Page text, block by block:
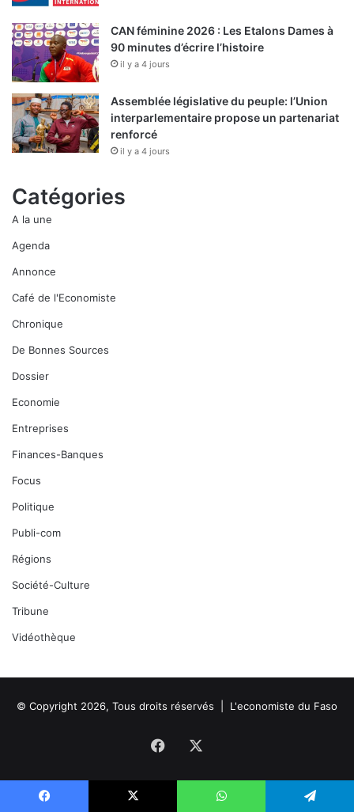
CAN féminine 2026 : Les Etalons Dames à
90 minutes d’écrire l’histoire
il y a 4 jours
Assemblée législative du peuple: l’Union
interparlementaire propose un partenariat
renforcé
il y a 4 jours
Catégories
A la une
Agenda
Annonce
Café de l'Economiste
Chronique
De Bonnes Sources
Dossier
Economie
Entreprises
Finances-Banques
Focus
Politique
Publi-com
Régions
Société-Culture
Tribune
Vidéothèque
© Copyright 2026, Tous droits réservés | L'economiste du Faso
Facebook